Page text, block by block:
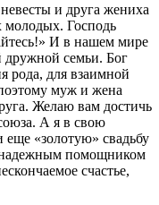
и друга жениха
молодых. Господь
И в нашем мире
дружной семьи. Бог
рода, для взаимной
муж и жена
Желаю вам достичь
А я в свою
еще «золотую» свадьбу
надежным помощником
счастье,